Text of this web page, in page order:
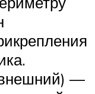
внешний) —